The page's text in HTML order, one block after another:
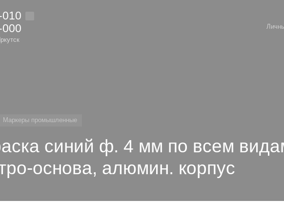
Маркеры промышленные
синий ф. 4 мм по всем
основа, алюмин. корпус